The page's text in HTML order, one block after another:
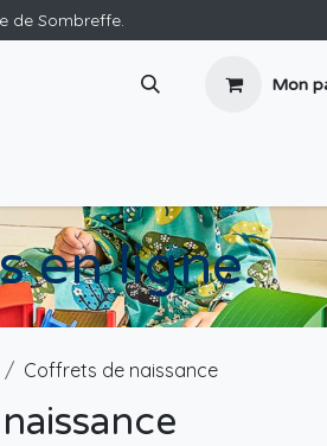
de Sombreffe.
Mon
en ligne.
Coffrets de naissance